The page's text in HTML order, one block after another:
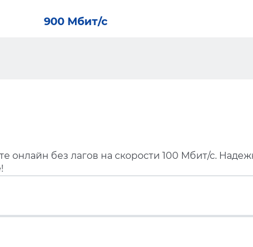
900 Мбит/с
онлайн без лагов на скорости 100 Мбит/с.